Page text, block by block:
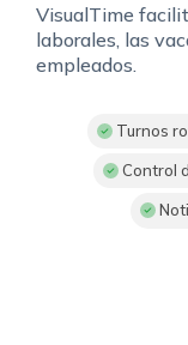
VisualTime
laborales, las
empleados.
Turnos
Control